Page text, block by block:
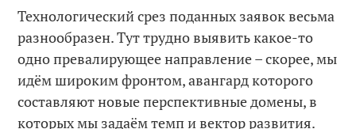
Технологический срез поданных заявок весьма
разнообразен. Тут трудно выявить какое-то
одно превалирующее направление – скорее, мы
идём широким фронтом, авангард которого
составляют новые перспективные домены, в
которых мы задаём темп и вектор развития.